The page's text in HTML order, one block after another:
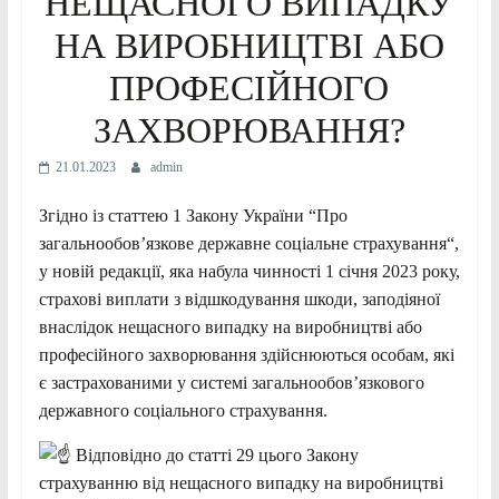
НА ВИРОБНИЦТВІ АБО
ПРОФЕСІЙНОГО
ЗАХВОРЮВАННЯ?
21.01.2023 admin
Згідно із статтею 1 Закону України “Про
загальнообов’язкове державне соціальне страхування“,
у новій редакції, яка набула чинності 1 січня 2023 року,
страхові виплати з відшкодування шкоди, заподіяної
внаслідок нещасного випадку на виробництві або
професійного захворювання здійснюються особам, які
є застрахованими у системі загальнообов’язкового
державного соціального страхування.
Відповідно до статті 29 цього Закону
страхуванню від нещасного випадку на виробництві